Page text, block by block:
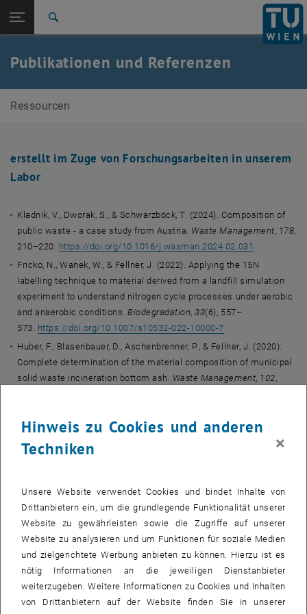
TU Login
Ressourcenmanagement
Zurück: Subseiten von Labor auflisten
Labor
Publikationen/Referenzen
Publikationen und Referenzen
Ressourcen
erstellt im Zuge von Forschungsarbeiten in unserem
Labor
Kladnik, V., Dworak, S., & Schwarzböck, T. (2024). Composition of
public waste - a case study from Austria. Waste Management, 178,
210–220. https://doi.org/10.1016/j.wasman.2024.02.031
Fricko, N., Wanek, W., & Fellner, J. (2022). Applying the 15N
labelling technique to material derived from a landfill simulation
experiment to understand nitrogen cycle processes under aerobic
and anaerobic conditions.Biodegradation,33(6), 557–
573. https://doi.org/10.1007/s10532-022-10000-7
Huber, F., Blasenbauer, D., Aschenbrenner, P., & Fellner, J. (2020).
Complete determination of the material composition of municipal
solid waste incineration bottom ash. Waste Management, 102,
für die Bestimmung des Mikroplastik-Massenanteils in
Umweltproben. Österr Wasser- und Abfallw 72, 403–409
Huber, F., Blasenbauer, D., Aschenbrenner, P., & Fellner, J. (2019).
Chemical composition and leachability of differently sized
material fractions of municipal solid waste incineration bottom
ash.
Waste Management
, 593–
603.
https://doi.org/10.1016/j.wasman.2019.06.047
Schwarzböck, T., Rechberger, H., Aschenbrenner, P., Spacek, S.,
Szidat, S., & Fellner, J. (2018). Klimarelevanz von
Ersatzbrennstoffen – Anwendung und Vergleich verschiedener
Hinweis zu Cookies und anderen
Techniken
×
Unsere Website verwendet Cookies und bindet Inhalte von
Drittanbietern ein, um die grundlegende Funktionalität unserer
Website zu gewährleisten sowie die Zugriffe auf unserer
Website zu analysieren und um Funktionen für soziale Medien
und zielgerichtete Werbung anbieten zu können. Hierzu ist es
nötig Informationen an die jeweiligen Dienstanbieter
weiterzugeben. Weitere Informationen zu Cookies und Inhalten
von Drittanbietern auf der Website finden Sie in unserer